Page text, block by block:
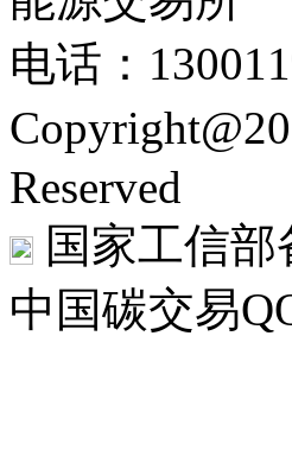
电话：
Reserved
国家工信
中国碳交易